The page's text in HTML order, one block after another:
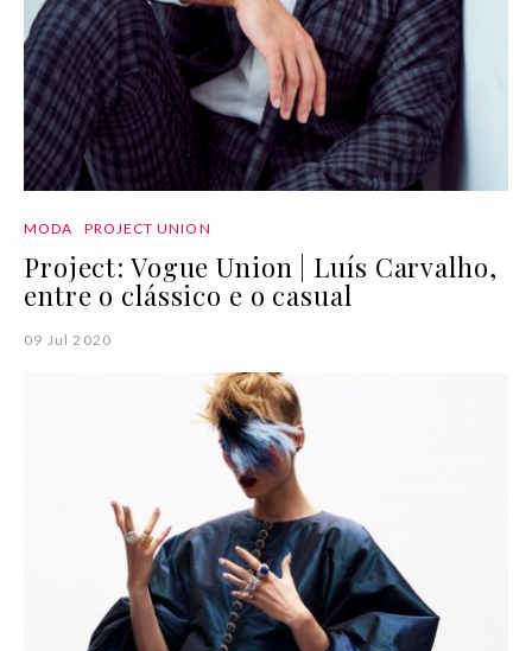
MODA PROJECT UNION
Project: Vogue Union | Luís Carvalho,
entre o clássico e o casual
09 Jul 2020